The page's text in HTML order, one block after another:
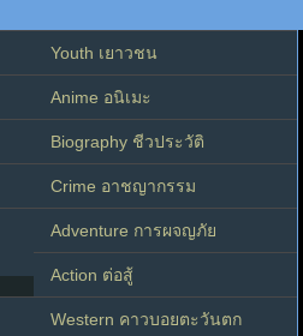
Youth เยาวชน
Anime อนิเมะ
Biography ชีวประวัติ
Crime อาชญากรรม
Adventure การผจญภัย
Action ต่อสู้
Western คาวบอยตะวันตก